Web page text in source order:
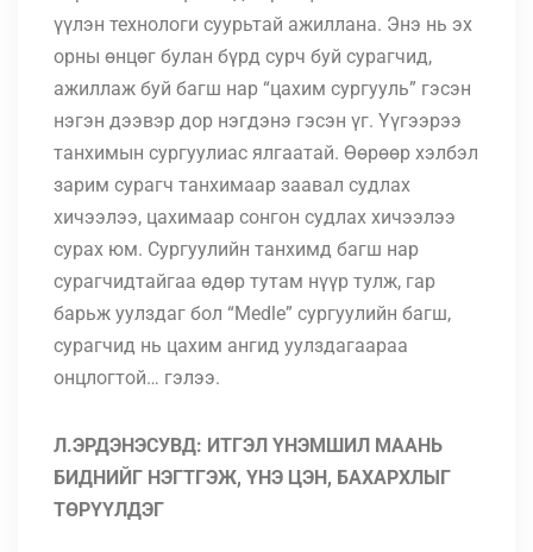
үүлэн технологи суурьтай ажиллана. Энэ нь эх
орны өнцөг булан бүрд сурч буй сурагчид,
ажиллаж буй багш нар “цахим сургууль” гэсэн
нэгэн дээвэр дор нэгдэнэ гэсэн үг. Үүгээрээ
танхимын сургуулиас ялгаатай. Өөрөөр хэлбэл
зарим сурагч танхимаар заавал судлах
хичээлээ, цахимаар сонгон судлах хичээлээ
сурах юм. Сургуулийн танхимд багш нар
сурагчидтайгаа өдөр тутам нүүр тулж, гар
барьж уулздаг бол “Medle” сургуулийн багш,
сурагчид нь цахим ангид уулздагаараа
онцлогтой… гэлээ.
Л.ЭРДЭНЭСУВД: ИТГЭЛ ҮНЭМШИЛ МААНЬ
БИДНИЙГ НЭГТГЭЖ, ҮНЭ ЦЭН, БАХАРХЛЫГ
ТӨРҮҮЛДЭГ